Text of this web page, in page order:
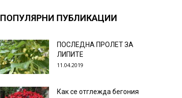
ПОПУЛЯРНИ ПУБЛИКАЦИИ
ПОСЛЕДНА ПРОЛЕТ ЗА
ЛИПИТЕ
11.04.2019
Как се отглежда бегония